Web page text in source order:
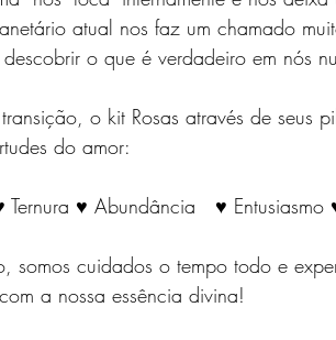
atual nos faz um chamado
descobrir o que é verdadeiro em nós
o kit Rosas através de seus
do amor:
♥ Abundância   ♥ Entusiasmo
somos cuidados o tempo todo e
a nossa essência divina!